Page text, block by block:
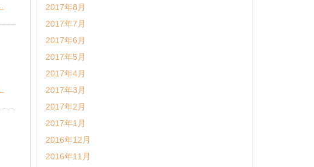
2017年8月
2017年7月
2017年6月
2017年5月
2017年4月
2017年3月
2017年2月
2017年1月
2016年12月
2016年11月